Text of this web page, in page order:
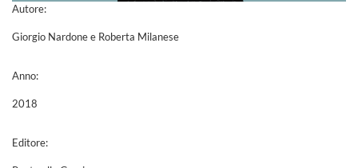
Autore:
Giorgio Nardone e Roberta Milanese
Anno:
2018
Editore: